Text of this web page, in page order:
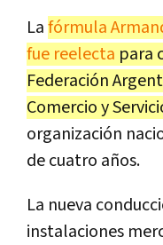
Lafórmula
fue reelecta para
Federación
Comercio y
organización
de cuatro años.
La nueva
instalaciones